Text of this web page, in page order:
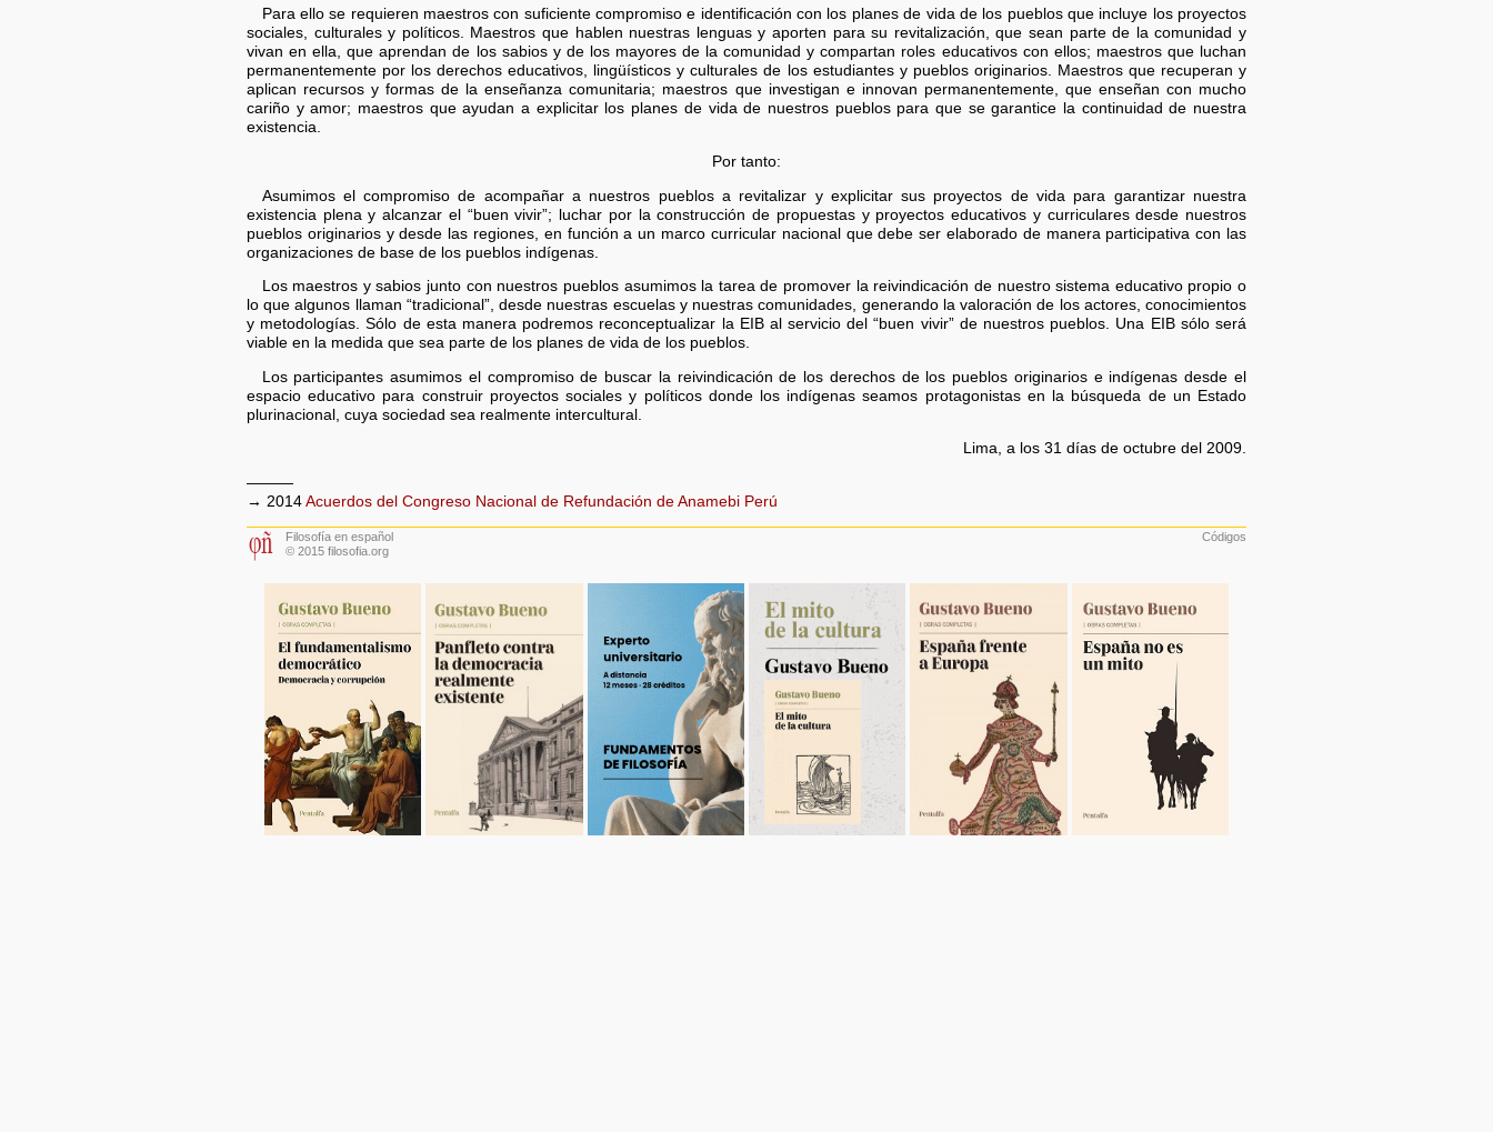
Para ello se requieren maestros con suficiente compromiso e identificación con los planes de vida de los pueblos que incluye los proyectos
sociales, culturales y políticos. Maestros que hablen nuestras lenguas y aporten para su revitalización, que sean parte de la comunidad y
vivan en ella, que aprendan de los sabios y de los mayores de la comunidad y compartan roles educativos con ellos; maestros que luchan
permanentemente por los derechos educativos, lingüísticos y culturales de los estudiantes y pueblos originarios. Maestros que recuperan y
aplican recursos y formas de la enseñanza comunitaria; maestros que investigan e innovan permanentemente, que enseñan con mucho
cariño y amor; maestros que ayudan a explicitar los planes de vida de nuestros pueblos para que se garantice la continuidad de nuestra
existencia.
Por tanto:
Asumimos el compromiso de acompañar a nuestros pueblos a revitalizar y explicitar sus proyectos de vida para garantizar nuestra
existencia plena y alcanzar el “buen vivir”; luchar por la construcción de propuestas y proyectos educativos y curriculares desde nuestros
pueblos originarios y desde las regiones, en función a un marco curricular nacional que debe ser elaborado de manera participativa con las
organizaciones de base de los pueblos indígenas.
Los maestros y sabios junto con nuestros pueblos asumimos la tarea de promover la reivindicación de nuestro sistema educativo propio o
lo que algunos llaman “tradicional”, desde nuestras escuelas y nuestras comunidades, generando la valoración de los actores, conocimientos
y metodologías. Sólo de esta manera podremos reconceptualizar la EIB al servicio del “buen vivir” de nuestros pueblos. Una EIB sólo será
viable en la medida que sea parte de los planes de vida de los pueblos.
Los participantes asumimos el compromiso de buscar la reivindicación de los derechos de los pueblos originarios e indígenas desde el
espacio educativo para construir proyectos sociales y políticos donde los indígenas seamos protagonistas en la búsqueda de un Estado
plurinacional, cuya sociedad sea realmente intercultural.
Lima, a los 31 días de octubre del 2009.
———
→ 2014 Acuerdos del Congreso Nacional de Refundación de Anamebi Perú
Filosofía en español
© 2015 filosofia.org
Códigos